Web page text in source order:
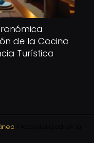
de la Cocina
Turística